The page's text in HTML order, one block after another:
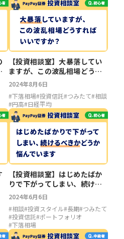
【投資相談室】大暴落してい
ますが、この波乱相場どうす
ればいいですか？
2024年8月6日
#下落相場#投資信託#つみたて#相談
#円高#日経平均
【投資相談室】はじめたばか
りで下がってしまい、続ける
べきかどうか悩んでいます
2024年6月6日
#相談#投資スタイル#長期#つみたて
#投資信託#ポートフォリオ
#下落相場